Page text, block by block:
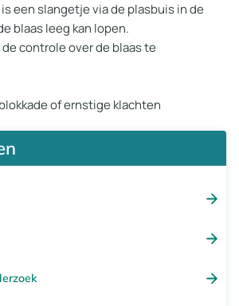
een slangetje via de plasbuis in de
blaas leeg kan lopen.
controle over de blaas te
of ernstige klachten